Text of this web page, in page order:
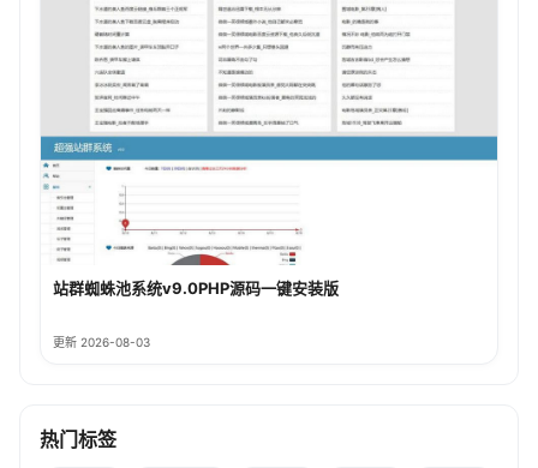
站群蜘蛛池系统v9.0PHP源码一键安装版
更新 2026-08-03
热门标签